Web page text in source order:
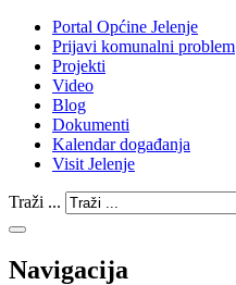
Portal Općine Jelenje
Prijavi komunalni problem
Projekti
Video
Blog
Dokumenti
Kalendar događanja
Visit Jelenje
Traži ...
Navigacija